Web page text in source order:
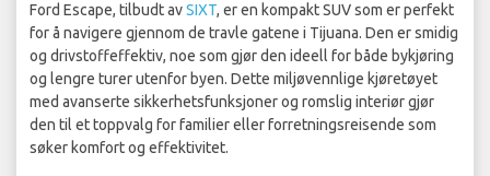
Ford Escape, tilbudt avSIXT, er en kompakt SUV som er perfekt
for å navigere gjennom de travle gatene i Tijuana. Den er smidig
og drivstoffeffektiv, noe som gjør den ideell for både bykjøring
og lengre turer utenfor byen. Dette miljøvennlige kjøretøyet
med avanserte sikkerhetsfunksjoner og romslig interiør gjør
den til et toppvalg for familier eller forretningsreisende som
søker komfort og effektivitet.